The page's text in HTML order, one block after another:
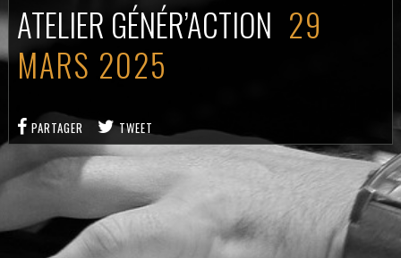
ATELIER GÉNÉR’ACTION 29
MARS 2025
PARTAGER TWEET